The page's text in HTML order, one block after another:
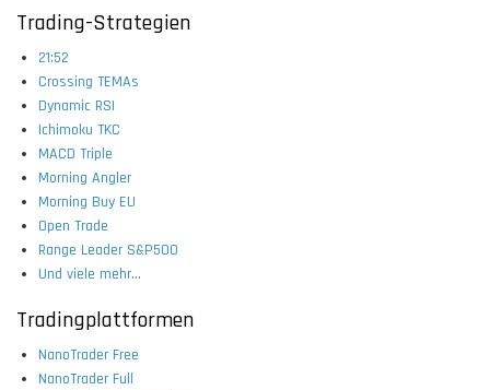
Trading-Strategien
21:52
Crossing TEMAs
Dynamic RSI
Ichimoku TKC
MACD Triple
Morning Angler
Morning Buy EU
Open Trade
Range Leader S&P500
Und viele mehr...
Tradingplattformen
NanoTrader Free
NanoTrader Full